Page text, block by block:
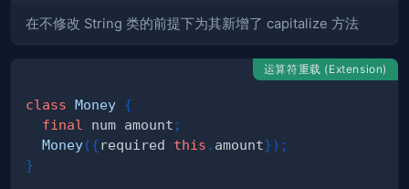
在不修改 String 类的前提下为其新增了 capitalize 方法
运算符重载 (Extension)
class Money {
final
num amount ;
Money({required this . amount}) ;
}